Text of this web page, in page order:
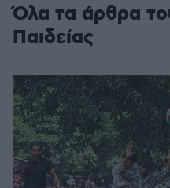
Όλα τα άρθρα
Παιδείας